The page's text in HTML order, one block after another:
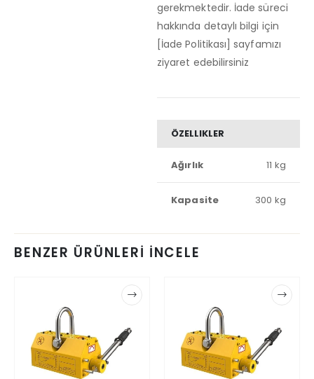
gerekmektedir. İade süreci
hakkında detaylı bilgi için
[İade Politikası] sayfamızı
ziyaret edebilirsiniz
ÖZELLIKLER
Ağırlık 11 kg
Kapasite 300 kg
BENZER ÜRÜNLERİ İNCELE